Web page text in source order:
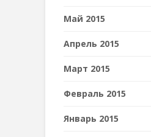
Май 2015
Апрель 2015
Март 2015
Февраль 2015
Январь 2015